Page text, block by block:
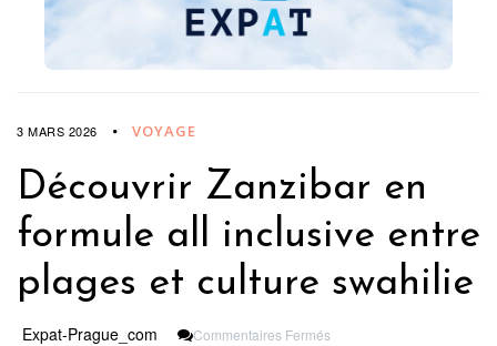
3 MARS 2026 VOYAGE
Découvrir Zanzibar en
formule all inclusive entre
plages et culture swahilie
Expat-Prague_com Commentaires Fermés